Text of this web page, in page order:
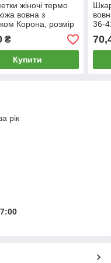
жіночі термо
вовна з
Корона, розмір
2516-4
₴
Купити
36-
рік